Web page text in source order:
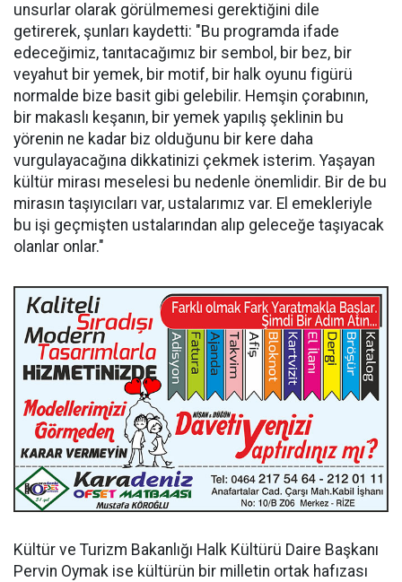
unsurlar olarak görülmemesi gerektiğini dile
getirerek, şunları kaydetti: "Bu programda ifade
edeceğimiz, tanıtacağımız bir sembol, bir bez, bir
veyahut bir yemek, bir motif, bir halk oyunu figürü
normalde bize basit gibi gelebilir. Hemşin çorabının,
bir makaslı keşanın, bir yemek yapılış şeklinin bu
yörenin ne kadar biz olduğunu bir kere daha
vurgulayacağına dikkatinizi çekmek isterim. Yaşayan
kültür mirası meselesi bu nedenle önemlidir. Bir de bu
mirasın taşıyıcıları var, ustalarımız var. El emekleriyle
bu işi geçmişten ustalarından alıp geleceğe taşıyacak
olanlar onlar."
Kültür ve Turizm Bakanlığı Halk Kültürü Daire Başkanı
Pervin Oymak ise kültürün bir milletin ortak hafızası